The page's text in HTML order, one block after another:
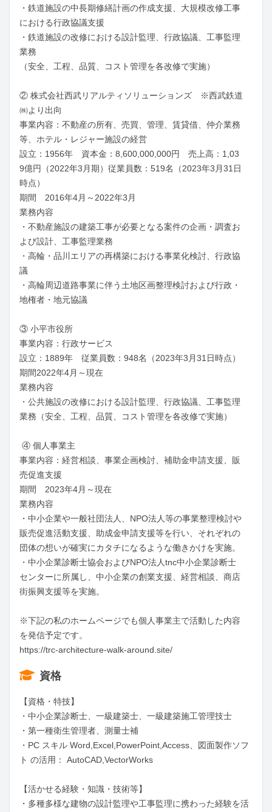
・鉄道施設の中長期修繕計画の作成支援、大規模改修工事
における行政協議支援
・鉄道施設の改修における設計監理、行政協議、工事監理
業務
（安全、工程、品質、コスト管理を各改修で実施）
② 株式会社西武リアルティソリューションズ　※西武鉄道
㈱より出向
事業内容：不動産の所有、売買、管理、賃貸借、仲介業務
等、ホテル・レジャー施設の経営
設立：1956年　資本金：8,600,000,000円　売上高：1,03
9億円（2022年3月期）従業員数：519名（2023年3月31日
時点）
期間　2016年4月～2022年3月
業務内容
・不動産施設の建築工事が必要となる案件の企画・調査お
よび設計、工事監理業務
・高輪・品川エリアの再構築における事業化検討、行政協
議
・高輪周辺道路事業に伴う土地区画整理検討および行政・
地権者・地元協議
③ 小平市役所
事業内容：行政サービス
設立：1889年　従業員数：948名（2023年3月31日時点）
期間2022年4月～現在
業務内容
・公共施設の改修における設計監理、行政協議、工事監理
業務（安全、工程、品質、コスト管理を各改修で実施）
事業内容：経営相談、事業企画検討、補助金申請支援、販
売促進支援
期間　2023年4月～現在
業務内容
・中小企業や一般社団法人、NPO法人等の事業整理検討や
販売促進活動支援、助成金申請支援等を行い、それぞれの
団体の想いが確実にカタチになるような働きかけを実施。
・中小企業診断士協会およびNPO法人tnc中小企業診断士
センターに所属し、中小企業の創業支援、経営相談、商店
街振興支援等を実施。
※下記の私のホームページでも個人事業主で活動した内容
を発信予定です。
https://trc-architecture-walk-around.site/
資格
【資格・特技】
・中小企業診断士、一級建築士、一級建築施工管理技士
・第一種衛生管理者、測量士補
・PC スキル Word,Excel,PowerPoint,Access、図面製作ソフ
ト の活用： AutoCAD,VectorWorks
【活かせる経験・知識・技術等】
・多種多様な建物の設計監理や工事監理に携わった経験を活